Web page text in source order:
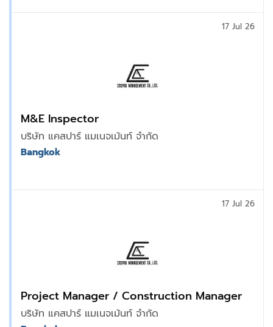
M&E Inspector
บริษัท แคสปาร์ แมเนจเม้นท์ จำกัด
17 Jul 26
Bangkok
Project Manager / Construction Manager
บริษัท แคสปาร์ แมเนจเม้นท์ จำกัด
17 Jul 26